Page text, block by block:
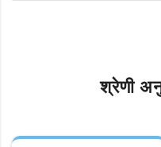
श्रेणी